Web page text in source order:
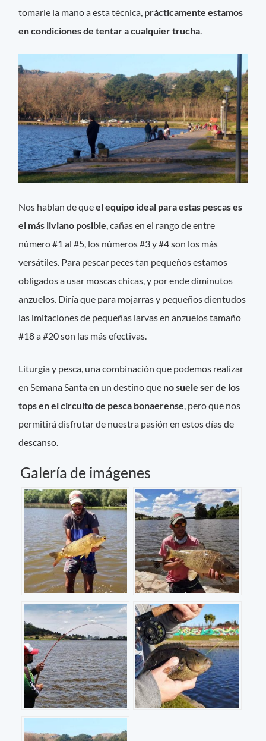
tomarle la mano a esta técnica, prácticamente estamos
en condiciones de tentar a cualquier trucha.
Nos hablan de queel equipo ideal para estas pescas es
el más liviano posible , cañas en el rango de entre
número #1 al #5, los números #3 y #4 son los más
versátiles. Para pescar peces tan pequeños estamos
obligados a usar moscas chicas, y por ende diminutos
anzuelos. Diría que para mojarras y pequeños dientudos
las imitaciones de pequeñas larvas en anzuelos tamaño
#18 a #20 son las más efectivas.
Liturgia y pesca, una combinación que podemos realizar
en Semana Santa en un destino que no suele ser de los
tops en el circuito de pesca bonaerense , pero que nos
permitirá disfrutar de nuestra pasión en estos días de
descanso.
Galería de imágenes